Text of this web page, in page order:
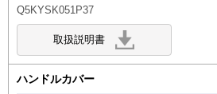
Q5KYSK051P37
ハンドルカバー